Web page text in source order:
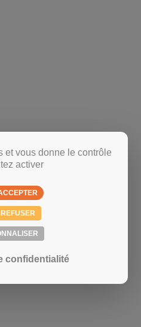
et vous donne le contrôle
activer
confidentialité